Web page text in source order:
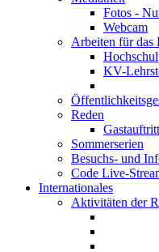
Fotos -
Webcam
Arbeiten für das
KV-
Reden
Sommerserien
Besuchs- und
Code Live-
Internationales
Aktivitäten der